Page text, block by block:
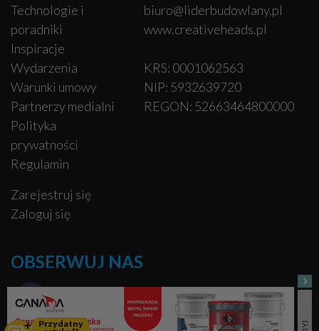
Przydatny
Technologie i
poradniki
Inspiracje
Wydarzenia
Warunki umowy
Partnerzy medialni
Polityka
prywatności
Regulamin
Zarejestruj się
Zaloguj się
biuro@liderbudowlany.pl
www.creativeheads.pl
KRS: 0001062563
NIP: 5932639720
REGON: 52663464800000
OBSERWUJ NAS
Facebook